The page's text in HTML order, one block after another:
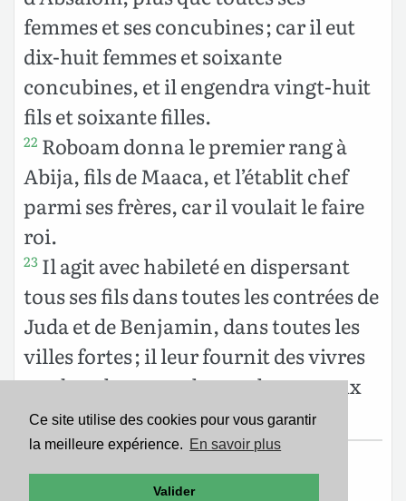
Ce site utilise des cookies pour vous garantir
la meilleure expérience. En savoir plus
Valider
femmes et ses concubines ; car il eut
dix-huit femmes et soixante
concubines, et il engendra vingt-huit
fils et soixante filles.
22 Roboam donna le premier rang à
Abija, fils de Maaca, et l’établit chef
parmi ses frères, car il voulait le faire
roi.
23 Il agit avec habileté en dispersant
tous ses fils dans toutes les contrées de
Juda et de Benjamin, dans toutes les
villes fortes ; il leur fournit des vivres
en abondance, et demanda pour eux
une multitude de femmes.
Texte de la Nouvelle Édition de Genève